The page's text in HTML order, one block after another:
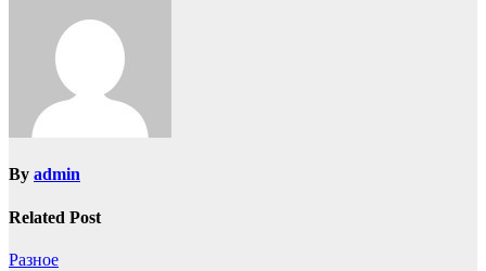
By admin
Related Post
Разное